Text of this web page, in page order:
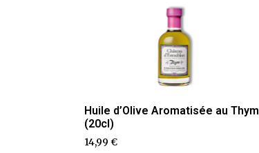
Huile d’Olive Aromatisée au Thym
(20cl)
14,99 €